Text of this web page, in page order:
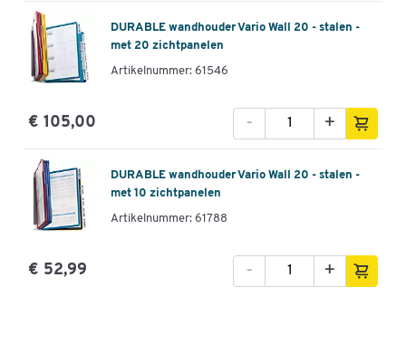
DURABLE wandhouder Vario Wall 20 - stalen -
met 20 zichtpanelen
Artikelnummer: 61546
€ 105,00 +
-
DURABLE wandhouder Vario Wall 20 - stalen -
met 10 zichtpanelen
Artikelnummer: 61788
€ 52,99 +
-